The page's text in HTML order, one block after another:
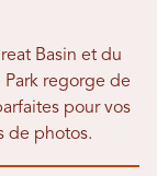
Basin et du
Park regorge de
pour vos
de photos.